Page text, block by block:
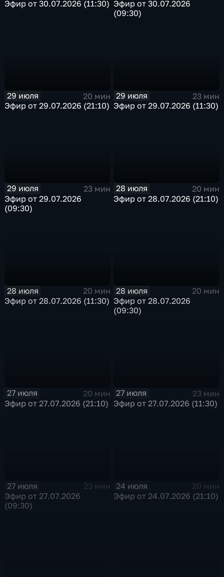
Эфир от 30.07.2026 (11:30) Эфир от 30.07.2026
(09:30)
29 июля
20 мин
Эфир от 29.07.2026 (21:10)
29 июля
23 мин
Эфир от 29.07.2026 (11:30)
29 июля
23 мин
Эфир от 29.07.2026
(09:30)
28 июля
20 мин
Эфир от 28.07.2026 (21:10)
28 июля
20 мин
Эфир от 28.07.2026 (11:30)
28 июля
20 мин
Эфир от 28.07.2026
(09:30)
27 июля
20 мин
Эфир от 27.07.2026 (21:10)
27 июля
23 мин
Эфир от 27.07.2026 (11:30)
27 июля
23 мин
Эфир от 27.07.2026
(09:30)
24 июля
20 мин
Эфир от 24.07.2026 (21:10)